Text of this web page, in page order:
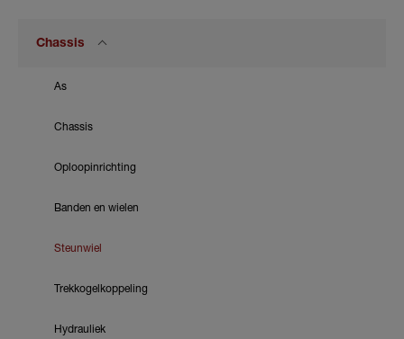
Chassis
As
Chassis
Oploopinrichting
Banden en wielen
Steunwiel
Trekkogelkoppeling
Hydrauliek